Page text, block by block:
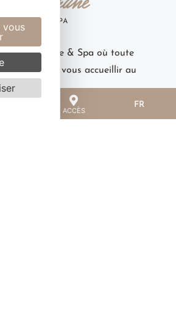
Côte Brune & Spa où toute
le plaisir de vous accueillir au
des 2 Alpes.
Contact
ACCÈS
FR
vous